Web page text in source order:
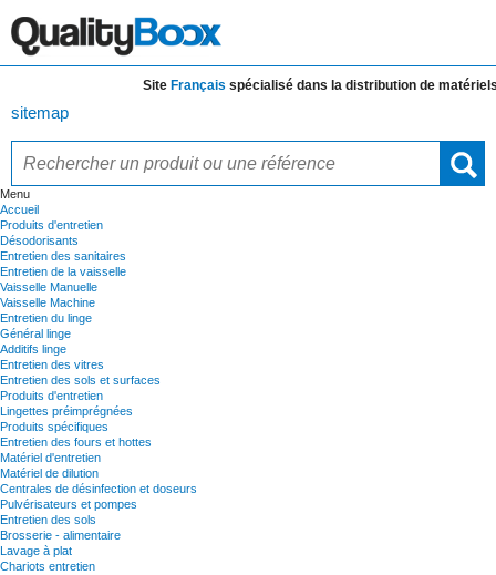
SiteFrançaisspécialisé dans la distribution dematériels
sitemap
Menu
Accueil
Produits d'entretien
Désodorisants
Entretien des sanitaires
Entretien de la vaisselle
Vaisselle Manuelle
Vaisselle Machine
Entretien du linge
Général linge
Additifs linge
Entretien des vitres
Entretien des sols et surfaces
Produits d'entretien
Lingettes préimprégnées
Produits spécifiques
Entretien des fours et hottes
Matériel d'entretien
Matériel de dilution
Centrales de désinfection et doseurs
Pulvérisateurs et pompes
Entretien des sols
Brosserie - alimentaire
Lavage à plat
Chariots entretien